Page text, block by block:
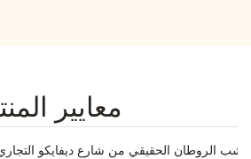
معايير
الروطان الحقيقي من شارع ديفايكو